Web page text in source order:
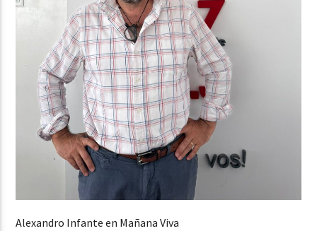
Alexandro Infante en Mañana Viva